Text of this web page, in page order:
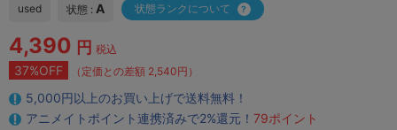
used 状態 : A 状態ランクについて
4,390 円 税込
37%OFF （定価との差額 2,540円）
5,000円以上のお買い上げで送料無料！
アニメイトポイント連携済みで2%還元！ 79ポイント